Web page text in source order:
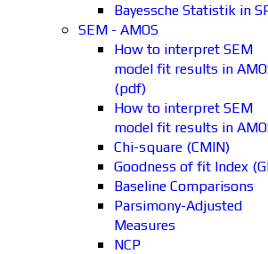
Bayessche Statistik in
SEM - AMOS
How to interpret SEM
model fit results in
(pdf)
How to interpret SEM
model fit results in
Chi-square (CMIN)
Goodness of fit Index
Baseline Comparisons
Parsimony-Adjusted
Measures
NCP